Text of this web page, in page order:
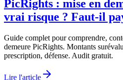
PicRights : mise en
vrai risque ? Faut-il
Guide complet pour comprendre,
demeure PicRights. Montants
prescription, défense. Audit gratuit.
Lire l'article